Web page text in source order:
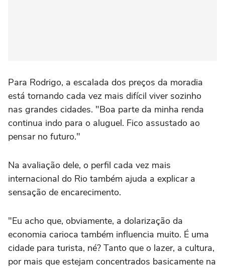
Para Rodrigo, a escalada dos preços da moradia
está tornando cada vez mais difícil viver sozinho
nas grandes cidades. "Boa parte da minha renda
continua indo para o aluguel. Fico assustado ao
pensar no futuro."
Na avaliação dele, o perfil cada vez mais
internacional do Rio também ajuda a explicar a
sensação de encarecimento.
"Eu acho que, obviamente, a dolarização da
economia carioca também influencia muito. É uma
cidade para turista, né? Tanto que o lazer, a cultura,
por mais que estejam concentrados basicamente na